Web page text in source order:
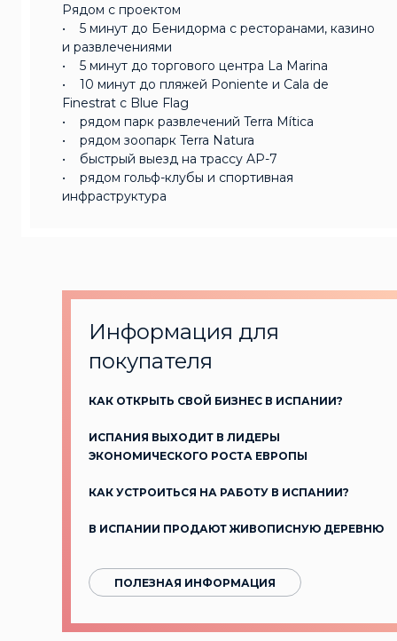
Рядом с проектом
• 5 минут до Бенидорма с ресторанами, казино
и развлечениями
• 5 минут до торгового центра La Marina
• 10 минут до пляжей Poniente и Cala de
Finestrat с Blue Flag
• рядом парк развлечений Terra Mítica
• рядом зоопарк Terra Natura
• быстрый выезд на трассу AP-7
• рядом гольф-клубы и спортивная
инфраструктура
Информация для
покупателя
КАК ОТКРЫТЬ СВОЙ БИЗНЕС В ИСПАНИИ?
ИСПАНИЯ ВЫХОДИТ В ЛИДЕРЫ
ЭКОНОМИЧЕСКОГО РОСТА ЕВРОПЫ
КАК УСТРОИТЬСЯ НА РАБОТУ В ИСПАНИИ?
В ИСПАНИИ ПРОДАЮТ ЖИВОПИСНУЮ ДЕРЕВНЮ
ПОЛЕЗНАЯ ИНФОРМАЦИЯ